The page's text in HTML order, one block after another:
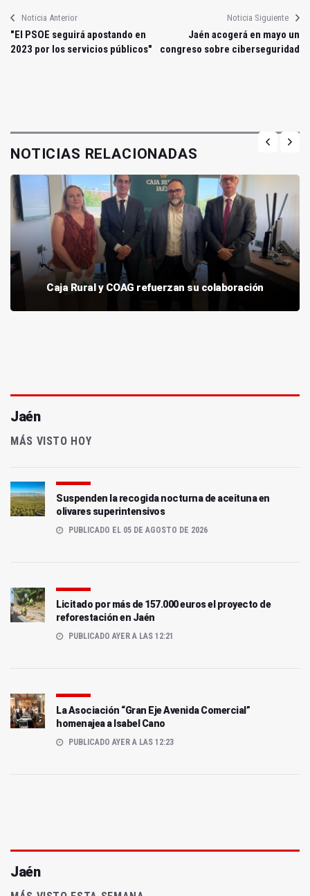
Noticia Anterior
"El PSOE seguirá apostando en
2023 por los servicios públicos"
Noticia Siguiente
Jaén acogerá en mayo un
congreso sobre ciberseguridad
NOTICIAS RELACIONADAS
Caja Rural y COAG refuerzan su colaboración
Jaén
MÁS VISTO HOY
Suspenden la recogida nocturna de aceituna en
olivares superintensivos
PUBLICADO EL 05 DE AGOSTO DE 2026
Licitado por más de 157.000 euros el proyecto de
reforestación en Jaén
PUBLICADO AYER A LAS 12:21
La Asociación “Gran Eje Avenida Comercial”
homenajea a Isabel Cano
PUBLICADO AYER A LAS 12:23
Jaén